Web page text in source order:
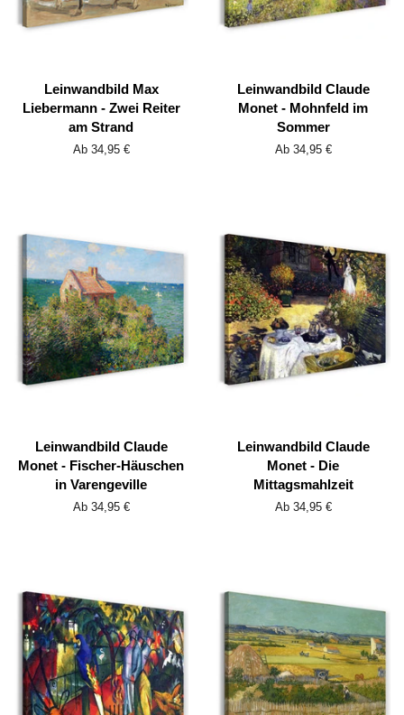
Leinwandbild Max
Liebermann - Zwei Reiter
am Strand
Ab 34,95 €
Leinwandbild Claude
Monet - Mohnfeld im
Sommer
Ab 34,95 €
Leinwandbild Claude
Monet - Fischer-Häuschen
in Varengeville
Ab 34,95 €
Leinwandbild Claude
Monet - Die
Mittagsmahlzeit
Ab 34,95 €